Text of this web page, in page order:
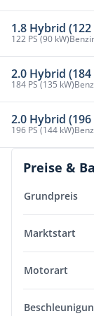
1.8 Hybrid (122
122 PS (90 kW)
2.0 Hybrid (184
184 PS (135 kW)
2.0 Hybrid (196
196 PS (144 kW)
Preise &
Grundpreis
Marktstart
Motorart